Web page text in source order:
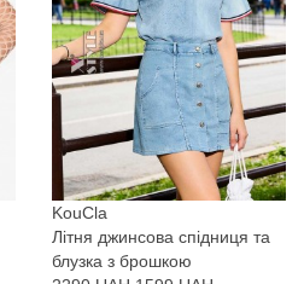
KouCla
Літня джинсова спідниця та
блузка з брошкою